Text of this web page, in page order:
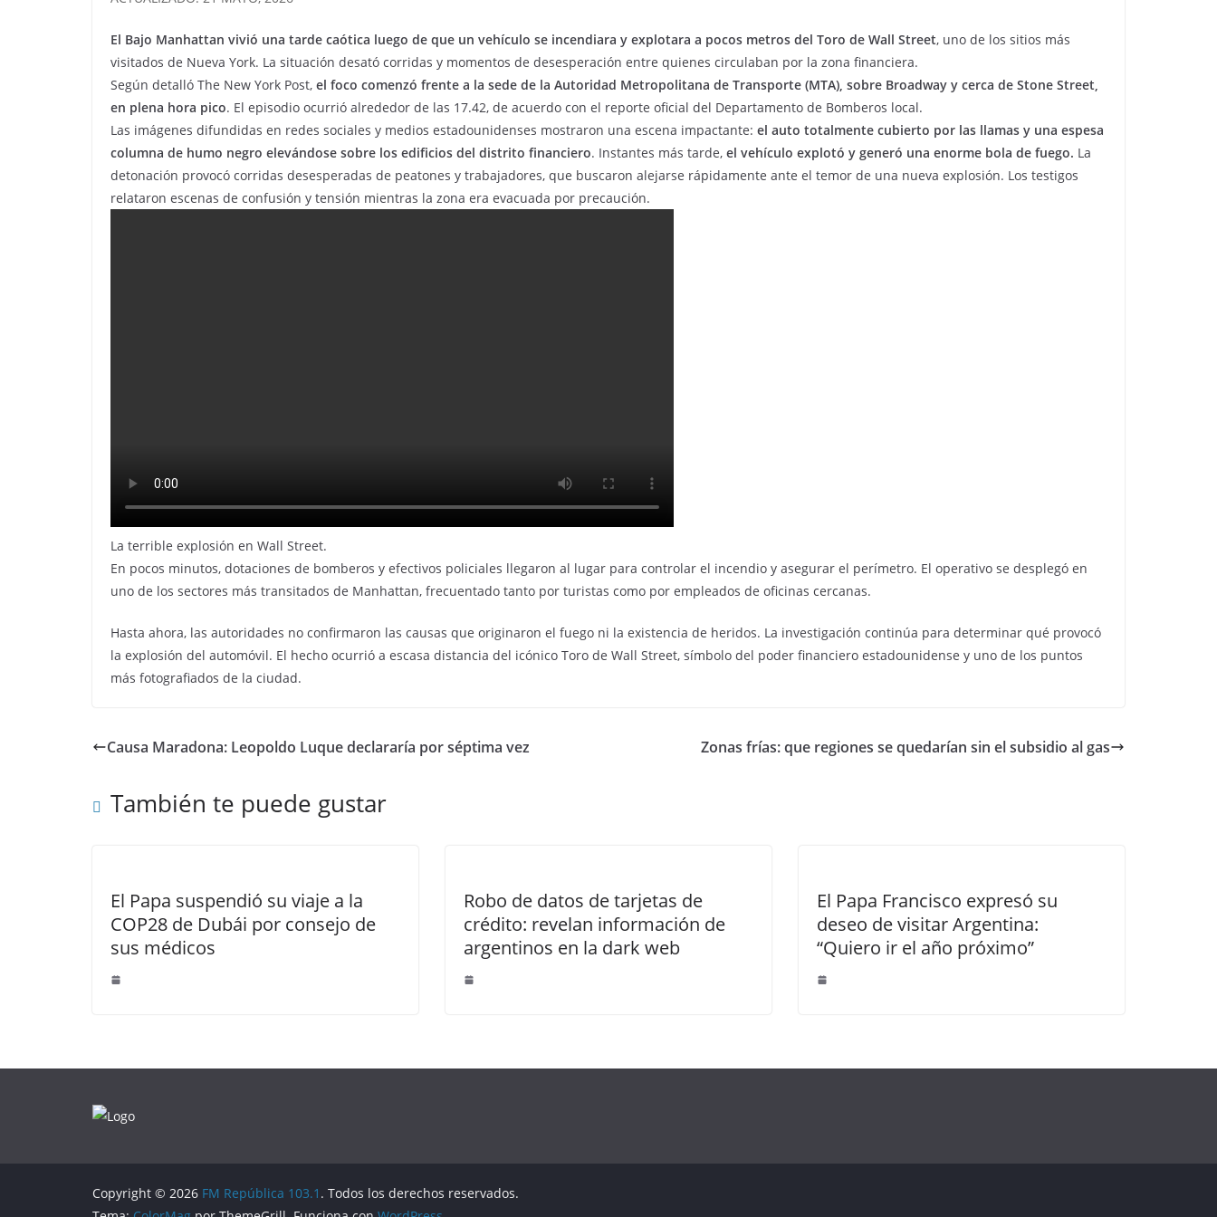
El Bajo Manhattan vivió una tarde caótica luego de que un vehículo se incendiara y explotara a pocos metros del Toro de Wall Street, uno de los sitios más
visitados de Nueva York. La situación desató corridas y momentos de desesperación entre quienes circulaban por la zona financiera.
Según detalló The New York Post, el foco comenzó frente a la sede de la Autoridad Metropolitana de Transporte (MTA), sobre Broadway y cerca de Stone Street,
en plena hora pico. El episodio ocurrió alrededor de las 17.42, de acuerdo con el reporte oficial del Departamento de Bomberos local.
Las imágenes difundidas en redes sociales y medios estadounidenses mostraron una escena impactante: el auto totalmente cubierto por las llamas y una espesa
columna de humo negro elevándose sobre los edificios del distrito financiero. Instantes más tarde, el vehículo explotó y generó una enorme bola de fuego. La
detonación provocó corridas desesperadas de peatones y trabajadores, que buscaron alejarse rápidamente ante el temor de una nueva explosión. Los testigos
relataron escenas de confusión y tensión mientras la zona era evacuada por precaución.
La terrible explosión en Wall Street.
En pocos minutos, dotaciones de bomberos y efectivos policiales llegaron al lugar para controlar el incendio y asegurar el perímetro. El operativo se desplegó en
uno de los sectores más transitados de Manhattan, frecuentado tanto por turistas como por empleados de oficinas cercanas.
Hasta ahora, las autoridades no confirmaron las causas que originaron el fuego ni la existencia de heridos. La investigación continúa para determinar qué provocó
la explosión del automóvil. El hecho ocurrió a escasa distancia del icónico Toro de Wall Street, símbolo del poder financiero estadounidense y uno de los puntos
más fotografiados de la ciudad.
Causa Maradona: Leopoldo Luque declararía por séptima vez Zonas frías: que regiones se quedarían sin el subsidio al gas
También te puede gustar
El Papa suspendió su viaje a la
COP28 de Dubái por consejo de
sus médicos
Robo de datos de tarjetas de
crédito: revelan información de
argentinos en la dark web
El Papa Francisco expresó su
deseo de visitar Argentina:
“Quiero ir el año próximo”
Copyright © 2026 FM República 103.1 . Todos los derechos reservados.